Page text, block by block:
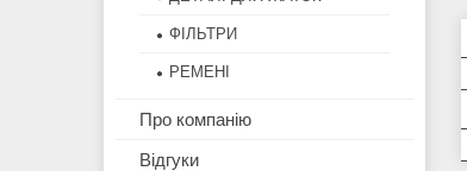
ФІЛЬТРИ
РЕМЕНІ
Про компанію
Відгуки